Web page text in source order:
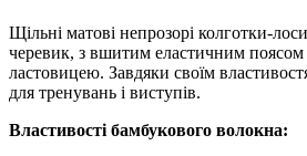
Щільні матові непрозорі колготки-
черевик, з вшитим еластичним поясом
ластовицею. Завдяки своїм
для тренувань і виступів.
Властивості бамбукового волокна: